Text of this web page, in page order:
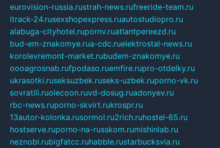
eurovision-russia.rustrah-news.rufreeride-team.ru
itrack-24.rusexshopexpress.ruautostudiopro.ru
alabuga-cityhotel.rupornv.ruatlantpereezd.ru
bud-em-znakomye.rua-cdc.ruelektrostal-news.ru
korolevremont-market.rubudem-znakomye.ru
oooagrosnab.rufpodaso.ruemfire.rupro-otdelky.ru
ukrasotki.ruseksuzbek.ruseks-uzbek.ruporno-vk.ru
sovratili.ruolecoon.ruvd-dosug.ruadonyev.ru
rbc-news.ruporno-skvirt.rukrospr.ru
13autor-kolonka.rusormol.ru2rich.ruhostel-65.ru
hostserve.ruporno-na-russkom.rumishinlab.ru
neznobi.rubigfatcc.ruhabble.rustarbucksvia.ru